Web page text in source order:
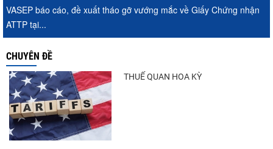
Nguồn cung giảm, giá cá rô phi Trung
Quốc tiếp tục tăng
VASEP báo cáo, đề xuất tháo gỡ vướng mắc về Giấy Chứng nhận
ATTP tại...
CHUYÊN ĐỀ
THUẾ QUAN HOA KỲ